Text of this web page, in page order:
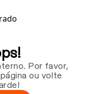
Por favor,
ou volte